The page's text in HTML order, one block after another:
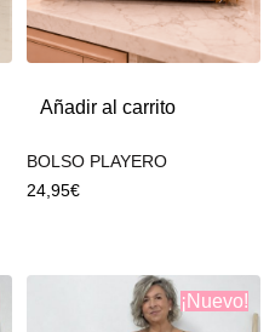
Añadir al carrito
BOLSO PLAYERO
24,95€
¡Nuevo!